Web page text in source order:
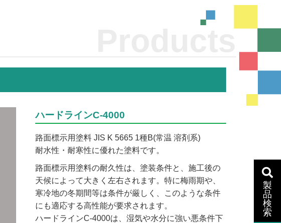
Products
ハードラインC-4000
路面標示用塗料 JIS K 5665 1種B(常温 溶剤系)
耐水性・耐寒性に優れた塗料です。
路面標示用塗料の耐久性は、塗装条件と、施工後の
天候によって大きく左右されます。特に梅雨期や、
寒冷地の冬期間等は条件が厳しく、このような条件
にも適応する高性能が要求されます。
ハードラインC-4000は、湿気や水分に強い悪条件下
製
品
検
索